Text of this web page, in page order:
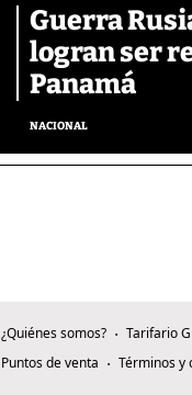
Guerra
logran ser
Panamá
NACIONAL
¿Quiénes somos? Tarifario
Puntos de venta
Términos y